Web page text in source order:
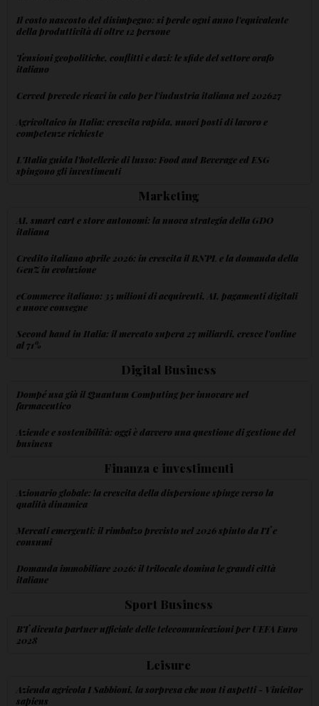
Il costo nascosto del disimpegno: si perde ogni anno l'equivalente
della produttività di oltre 12 persone
Tensioni geopolitiche, conflitti e dazi: le sfide del settore orafo
italiano
Cerved prevede ricavi in calo per l'industria italiana nel 202627
Agrivoltaico in Italia: crescita rapida, nuovi posti di lavoro e
competenze richieste
L'Italia guida l'hotellerie di lusso: Food and Beverage ed ESG
spingono gli investimenti
Marketing
AI, smart cart e store autonomi: la nuova strategia della GDO
italiana
Credito italiano aprile 2026: in crescita il BNPL e la domanda della
GenZ in evoluzione
eCommerce italiano: 35 milioni di acquirenti, AI, pagamenti digitali
e nuove consegne
Second hand in Italia: il mercato supera 27 miliardi, cresce l'online
al 71%
Digital Business
Dompé usa già il Quantum Computing per innovare nel
farmaceutico
Aziende e sostenibilità: oggi è davvero una questione di gestione del
business
Finanza e investimenti
Azionario globale: la crescita della dispersione spinge verso la
qualità dinamica
Mercati emergenti: il rimbalzo previsto nel 2026 spinto da IT e
consumi
Domanda immobiliare 2026: il trilocale domina le grandi città
italiane
Sport Business
BT diventa partner ufficiale delle telecomunicazioni per UEFA Euro
2028
Leisure
Azienda agricola I Sabbioni, la sorpresa che non ti aspetti - Vinicitor
sapiens